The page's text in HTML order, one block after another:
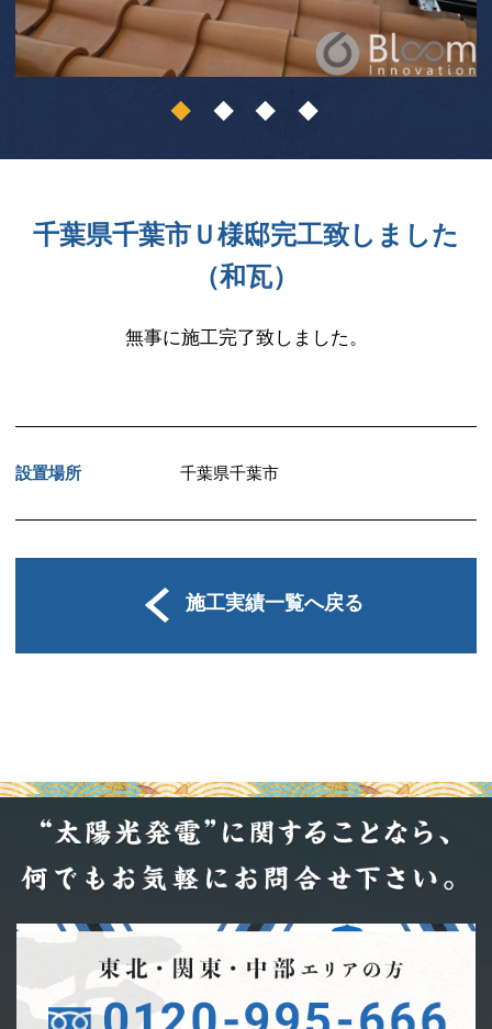
1 2 3 4
千葉県千葉市Ｕ様邸完工致しました
（和瓦）
無事に施工完了致しました。
設置場所 千葉県千葉市
施工実績一覧へ戻る